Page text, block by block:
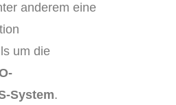
anderem eine
um die
System.